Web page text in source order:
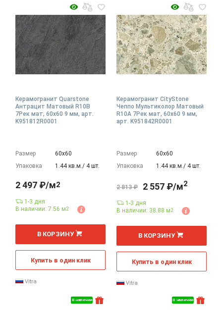
Керамогранит Quarstone
Антрацит Матовый R10B
7Рек мат, 60x60 9 мм, арт.
K951812R0001
Размер
60х60
Упаковка
1.44 кв.м./ 4 шт.
В наличии
2 497 ₽/м2
1-3 дня
В наличии: 7.56 м2
м
В КОРЗИНУ
Купить в один клик
Vitra
Керамогранит CityStone
Чеппо Мультиколор Матовый
R10A 7Рек мат, 60x60 9 мм,
арт. K951842R0001
Размер
60х60
Упаковка
1.44 кв.м./ 4 шт.
В наличии
2 813 ₽ 2 557 ₽/м2
1-3 дня
В наличии: 38.88 м2
м
В КОРЗИНУ
Купить в один клик
Vitra